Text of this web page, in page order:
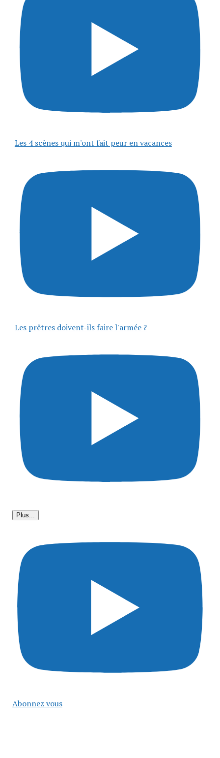
Les 4 scènes qui m'ont fait peur en vacances
Les prêtres doivent-ils faire l'armée ?
Plus...
Abonnez vous